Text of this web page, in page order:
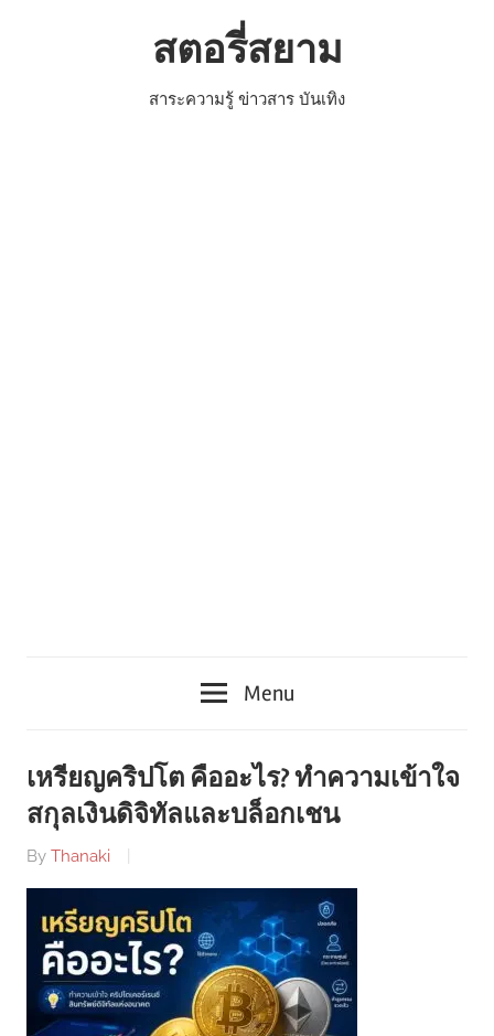
สตอรี่สยาม
สาระความรู้ ข่าวสาร บันเทิง
Menu
เหรียญคริปโต คืออะไร? ทำความเข้าใจ
สกุลเงินดิจิทัลและบล็อกเชน
By Thanaki